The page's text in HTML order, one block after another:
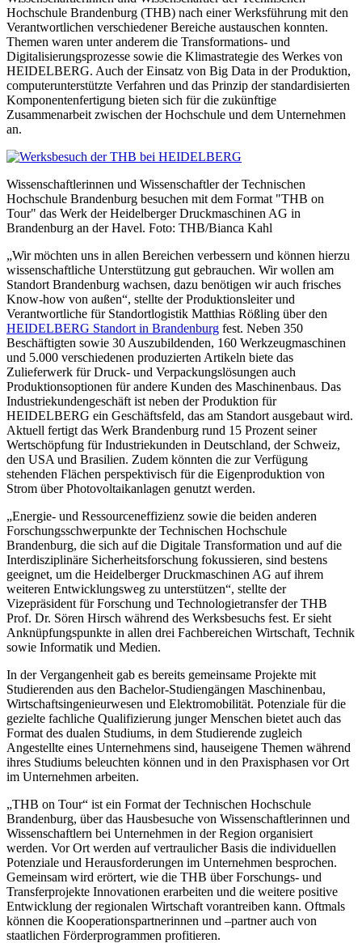
Hochschule Brandenburg (THB) nach einer Werksführung mit den
Verantwortlichen verschiedener Bereiche austauschen konnten.
Themen waren unter anderem die Transformations- und
Digitalisierungsprozesse sowie die Klimastrategie des Werkes von
HEIDELBERG. Auch der Einsatz von Big Data in der Produktion,
computerunterstützte Verfahren und das Prinzip der standardisierten
Komponentenfertigung bieten sich für die zukünftige
Zusammenarbeit zwischen der Hochschule und dem Unternehmen
an.
Wissenschaftlerinnen und Wissenschaftler der Technischen
Hochschule Brandenburg besuchen mit dem Format "THB on
Tour" das Werk der Heidelberger Druckmaschinen AG in
Brandenburg an der Havel. Foto: THB/Bianca Kahl
„Wir möchten uns in allen Bereichen verbessern und können hierzu
wissenschaftliche Unterstützung gut gebrauchen. Wir wollen am
Standort Brandenburg wachsen, dazu benötigen wir auch frisches
Know-how von außen“, stellte der Produktionsleiter und
Verantwortliche für Standortlogistik Matthias Rößling über den
HEIDELBERG Standort in Brandenburg fest. Neben 350
Beschäftigten sowie 30 Auszubildenden, 160 Werkzeugmaschinen
und 5.000 verschiedenen produzierten Artikeln biete das
Zulieferwerk für Druck- und Verpackungslösungen auch
Produktionsoptionen für andere Kunden des Maschinenbaus. Das
Industriekundengeschäft ist neben der Produktion für
HEIDELBERG ein Geschäftsfeld, das am Standort ausgebaut wird.
Aktuell fertigt das Werk Brandenburg rund 15 Prozent seiner
Wertschöpfung für Industriekunden in Deutschland, der Schweiz,
den USA und Brasilien. Zudem könnten die zur Verfügung
stehenden Flächen perspektivisch für die Eigenproduktion von
Strom über Photovoltaikanlagen genutzt werden.
„Energie- und Ressourceneffizienz sowie die beiden anderen
Forschungsschwerpunkte der Technischen Hochschule
Brandenburg, die sich auf die Digitale Transformation und auf die
Interdisziplinäre Sicherheitsforschung fokussieren, sind bestens
geeignet, um die Heidelberger Druckmaschinen AG auf ihrem
weiteren Entwicklungsweg zu unterstützen“, stellte der
Vizepräsident für Forschung und Technologietransfer der THB
Prof. Dr. Sören Hirsch während des Werksbesuchs fest. Er sieht
Anknüpfungspunkte in allen drei Fachbereichen Wirtschaft, Technik
sowie Informatik und Medien.
In der Vergangenheit gab es bereits gemeinsame Projekte mit
Studierenden aus den Bachelor-Studiengängen Maschinenbau,
Wirtschaftsingenieurwesen und Elektromobilität. Potenziale für die
gezielte fachliche Qualifizierung junger Menschen bietet auch das
Format des dualen Studiums, in dem Studierende zugleich
Angestellte eines Unternehmens sind, hauseigene Themen während
ihres Studiums beleuchten können und in den Praxisphasen vor Ort
im Unternehmen arbeiten.
„THB on Tour“ ist ein Format der Technischen Hochschule
Brandenburg, über das Hausbesuche von Wissenschaftlerinnen und
Wissenschaftlern bei Unternehmen in der Region organisiert
werden. Vor Ort werden auf vertraulicher Basis die individuellen
Potenziale und Herausforderungen im Unternehmen besprochen.
Gemeinsam wird erörtert, wie die THB über Forschungs- und
Transferprojekte Innovationen erarbeiten und die weitere positive
Entwicklung der regionalen Wirtschaft vorantreiben kann. Oftmals
können die Kooperationspartnerinnen und –partner auch von
staatlichen Förderprogrammen profitieren.